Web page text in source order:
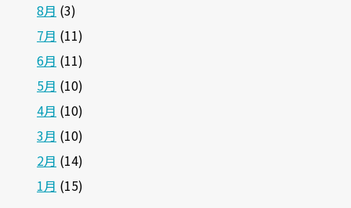
8月 (3)
7月 (11)
6月 (11)
5月 (10)
4月 (10)
3月 (10)
2月 (14)
1月 (15)